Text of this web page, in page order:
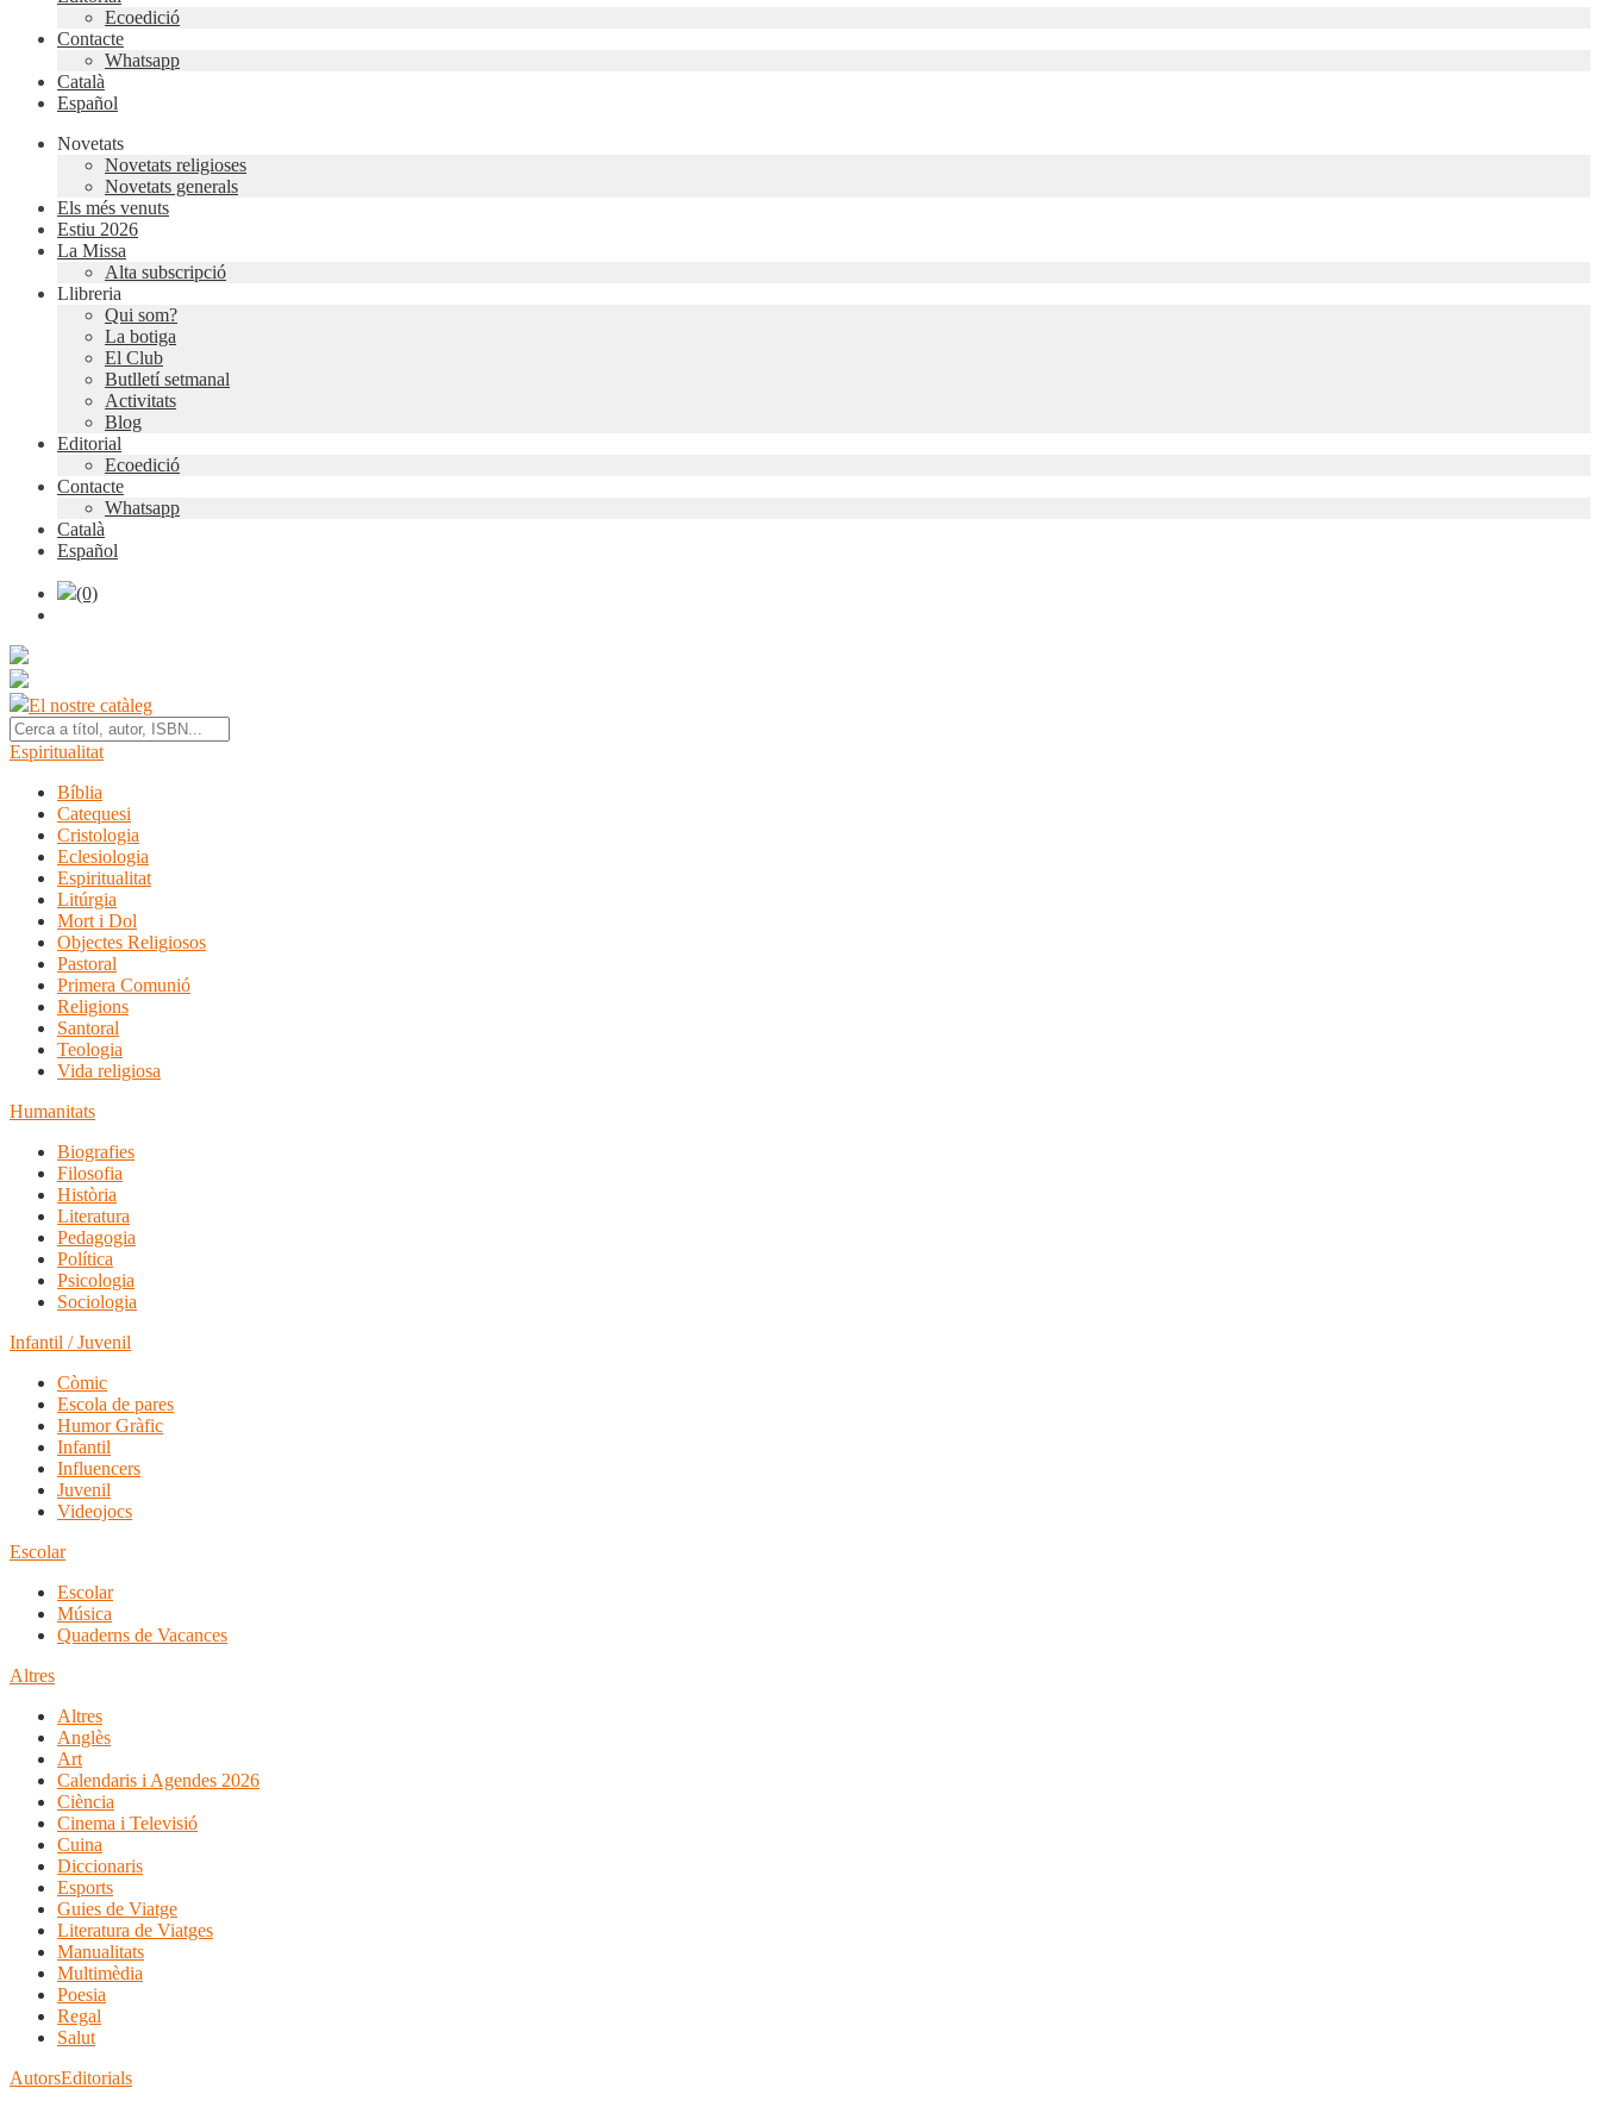
Ecoedició
Contacte
Whatsapp
Català
Español
Novetats
Novetats religioses
Novetats generals
Els més venuts
Estiu 2026
La Missa
Alta subscripció
Llibreria
Qui som?
La botiga
El Club
Butlletí setmanal
Activitats
Blog
Editorial
Ecoedició
Contacte
Whatsapp
Català
Español
(0)
El nostre catàleg
Espiritualitat
Bíblia
Catequesi
Cristologia
Eclesiologia
Espiritualitat
Litúrgia
Mort i Dol
Objectes Religiosos
Pastoral
Primera Comunió
Religions
Santoral
Teologia
Vida religiosa
Humanitats
Biografies
Filosofia
Història
Literatura
Pedagogia
Política
Psicologia
Sociologia
Infantil / Juvenil
Còmic
Escola de pares
Humor Gràfic
Infantil
Influencers
Juvenil
Videojocs
Escolar
Escolar
Música
Quaderns de Vacances
Altres
Altres
Anglès
Art
Calendaris i Agendes 2026
Ciència
Cinema i Televisió
Cuina
Diccionaris
Esports
Guies de Viatge
Literatura de Viatges
Manualitats
Multimèdia
Poesia
Regal
Salut
AutorsEditorials